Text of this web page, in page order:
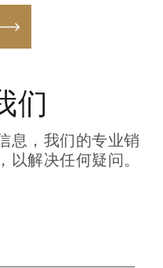
们
息，我们的专业销
以解决任何疑问。